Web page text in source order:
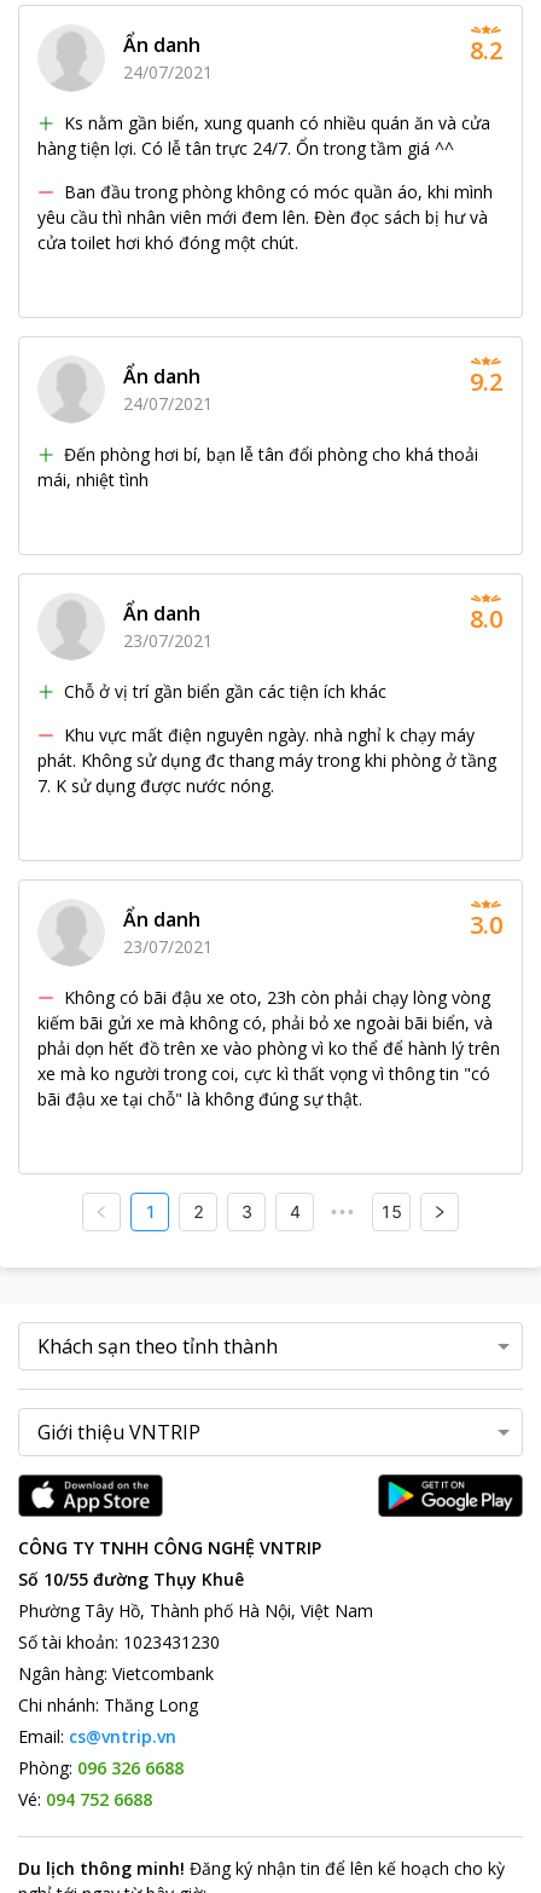
Ẩn danh
24/07/2021
Ks nằm gần biển, xung quanh có nhiều quán ăn và cửa
hàng tiện lợi. Có lễ tân trực 24/7. Ổn trong tầm giá ^^
Ban đầu trong phòng không có móc quần áo, khi mình
yêu cầu thì nhân viên mới đem lên. Đèn đọc sách bị hư và
cửa toilet hơi khó đóng một chút.
8.2
Ẩn danh
24/07/2021
Đến phòng hơi bí, bạn lễ tân đổi phòng cho khá thoải
mái, nhiệt tình
9.2
Ẩn danh
23/07/2021
Chỗ ở vị trí gần biển gần các tiện ích khác
Khu vực mất điện nguyên ngày. nhà nghỉ k chạy máy
phát. Không sử dụng đc thang máy trong khi phòng ở tầng
7. K sử dụng được nước nóng.
8.0
Ẩn danh
23/07/2021
Không có bãi đậu xe oto, 23h còn phải chạy lòng vòng
kiếm bãi gửi xe mà không có, phải bỏ xe ngoài bãi biển, và
phải dọn hết đồ trên xe vào phòng vì ko thể để hành lý trên
xe mà ko người trong coi, cực kì thất vọng vì thông tin "có
bãi đậu xe tại chỗ" là không đúng sự thật.
3.0
1 2 3 4 ••• 15
CÔNG TY TNHH CÔNG NGHỆ VNTRIP
Số 10/55 đường Thụy Khuê
Phường Tây Hồ, Thành phố Hà Nội, Việt Nam
Số tài khoản: 1023431230
Ngân hàng: Vietcombank
Chi nhánh: Thăng Long
Email: cs@vntrip.vn
Phòng: 096 326 6688
Vé: 094 752 6688
Du lịch thông minh! Đăng ký nhận tin để lên kế hoạch cho kỳ